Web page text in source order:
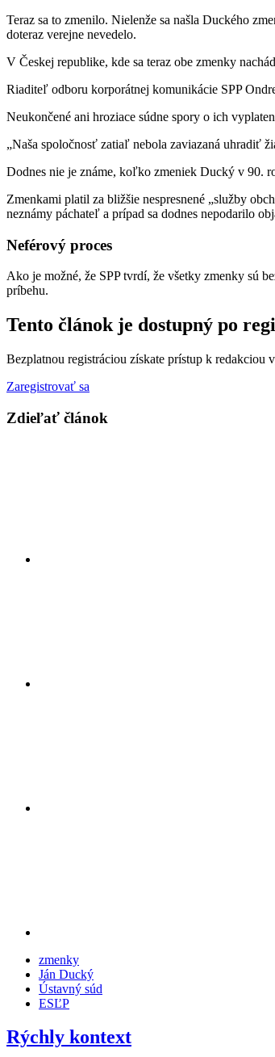
Teraz sa to zmenilo. Nielenže sa našla Duckého
doteraz verejne nevedelo.
V Českej republike, kde sa teraz obe zmenky
Riaditeľ odboru korporátnej komunikácie SPP
Neukončené ani hroziace súdne spory o ich
„Naša spoločnosť zatiaľ nebola zaviazaná uhradiť
Dodnes nie je známe, koľko zmeniek Ducký v 90.
Zmenkami platil za bližšie nespresnené „služby
neznámy páchateľ a prípad sa dodnes nepodarilo
Neférový proces
Ako je možné, že SPP tvrdí, že všetky zmenky sú
príbehu.
Tento článok je dostupný po
Bezplatnou registráciou získate prístup k redakciou
Zaregistrovať sa
Zdieľať článok
zmenky
Ján Ducký
Ústavný súd
ESĽP
Rýchly kontext